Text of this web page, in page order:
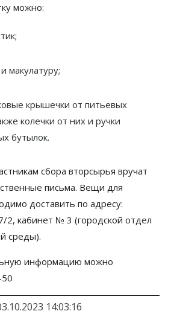
можно:
макулатуру;
крышечки от питьевых
колечки от них и ручки
бутылок.
сбора вторсырья вручат
письма. Вещи для
доставить по адресу:
2, кабинет № 3 (городской отдел
среды).
информацию можно
14:03:16